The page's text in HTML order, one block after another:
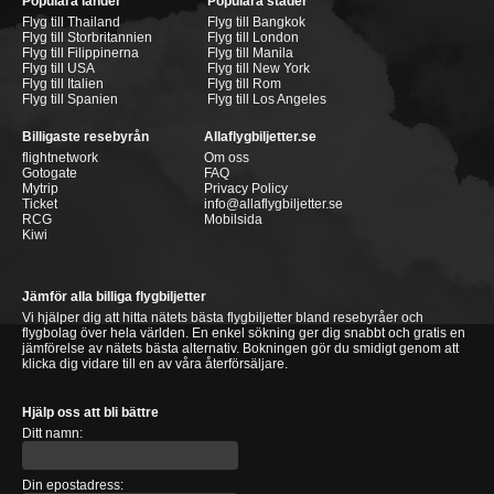
Flyg till Thailand
Flyg till Storbritannien
Flyg till Filippinerna
Flyg till USA
Flyg till Italien
Flyg till Spanien
Flyg till Bangkok
Flyg till London
Flyg till Manila
Flyg till New York
Flyg till Rom
Flyg till Los Angeles
Billigaste resebyrån
flightnetwork
Gotogate
Mytrip
Ticket
RCG
Kiwi
Allaflygbiljetter.se
Om oss
FAQ
Privacy Policy
info@allaflygbiljetter.se
Mobilsida
Jämför alla billiga flygbiljetter
Vi hjälper dig att hitta nätets bästa flygbiljetter bland resebyråer och
flygbolag över hela världen. En enkel sökning ger dig snabbt och gratis en
jämförelse av nätets bästa alternativ. Bokningen gör du smidigt genom att
klicka dig vidare till en av våra återförsäljare.
Hjälp oss att bli bättre
Ditt namn:
Din epostadress: